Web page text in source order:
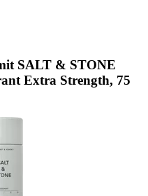
SALT & STONE
Extra Strength, 75